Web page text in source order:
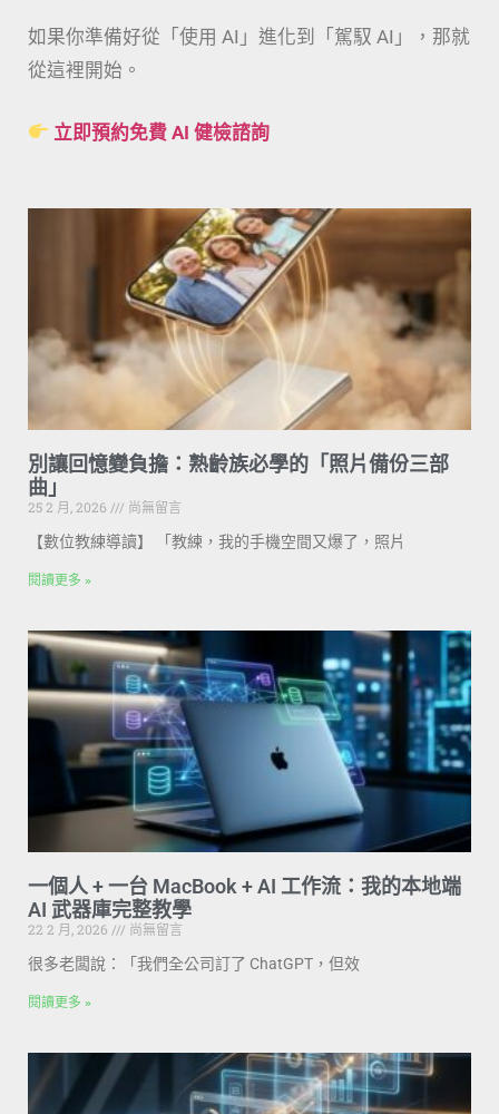
如果你準備好從「使用 AI」進化到「駕馭 AI」，那就
從這裡開始。
立即預約免費 AI 健檢諮詢
別讓回憶變負擔：熟齡族必學的「照片備份三部
曲」
25 2 月, 2026
尚無留言
【數位教練導讀】 「教練，我的手機空間又爆了，照片
閱讀更多 »
一個人 + 一台 MacBook + AI 工作流：我的本地端
AI 武器庫完整教學
22 2 月, 2026
尚無留言
很多老闆說：「我們全公司訂了 ChatGPT，但效
閱讀更多 »